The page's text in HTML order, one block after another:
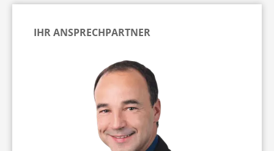
IHR ANSPRECHPARTNER